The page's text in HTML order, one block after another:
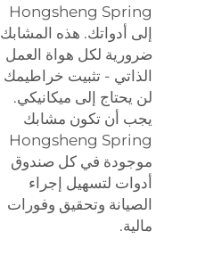
Hongsheng Spring
إلى أدواتك. هذه المشابك
ضرورية لكل هواة العمل
الذاتي - تثبيت خراطيمك
لن يحتاج إلى ميكانيكي.
يجب أن تكون مشابك
Hongsheng Spring
موجودة في كل صندوق
أدوات لتسهيل إجراء
الصيانة وتحقيق وفورات
مالية.